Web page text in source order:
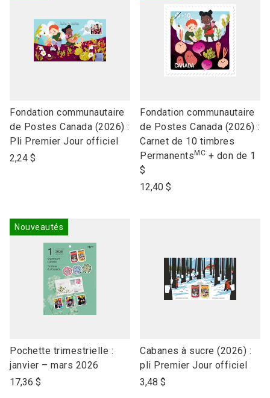
link
to
open
product
Fondation communautaire
de Postes Canada (2026) :
Pli Premier Jour officiel
2,24 $
link
to
open
product
name
Fondation communautaire
de Postes Canada (2026) :
Carnet de 10 timbres
Permanents MC + don de 1
$
12,40 $
Nouveautés
link
to
open
Pochette trimestrielle :
janvier – mars 2026
17,36 $
link
to
open
Cabanes à sucre (2026) :
pli Premier Jour officiel
3,48 $